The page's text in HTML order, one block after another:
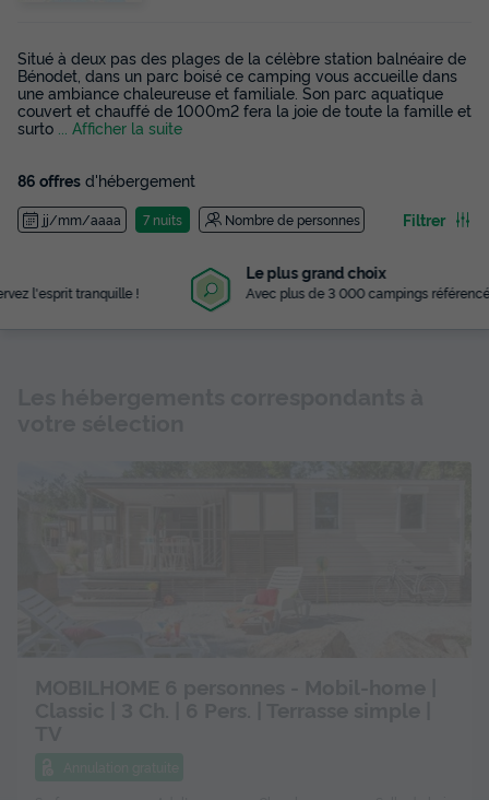
Situé à deux pas des plages de la célèbre station balnéaire de
Bénodet, dans un parc boisé ce camping vous accueille dans
une ambiance chaleureuse et familiale. Son parc aquatique
couvert et chauffé de 1000m2 fera la joie de toute la famille et
surto
... Afficher la suite
86 offres d'hébergement
jj/mm/aaaa 7 nuits Nombre de personnes Filtrer
Le plus grand choix
Avec plus de 3 000 campings référencés